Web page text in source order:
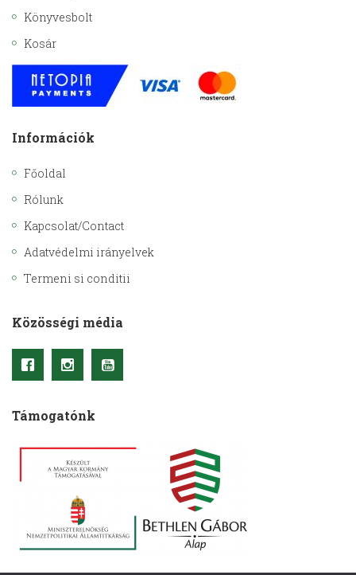
Könyvesbolt
Kosár
Információk
Főoldal
Rólunk
Kapcsolat/Contact
Adatvédelmi irányelvek
Termeni si conditii
Közösségi média
Támogatónk